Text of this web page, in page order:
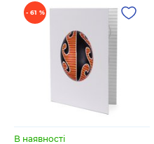
- 61 %
В наявності